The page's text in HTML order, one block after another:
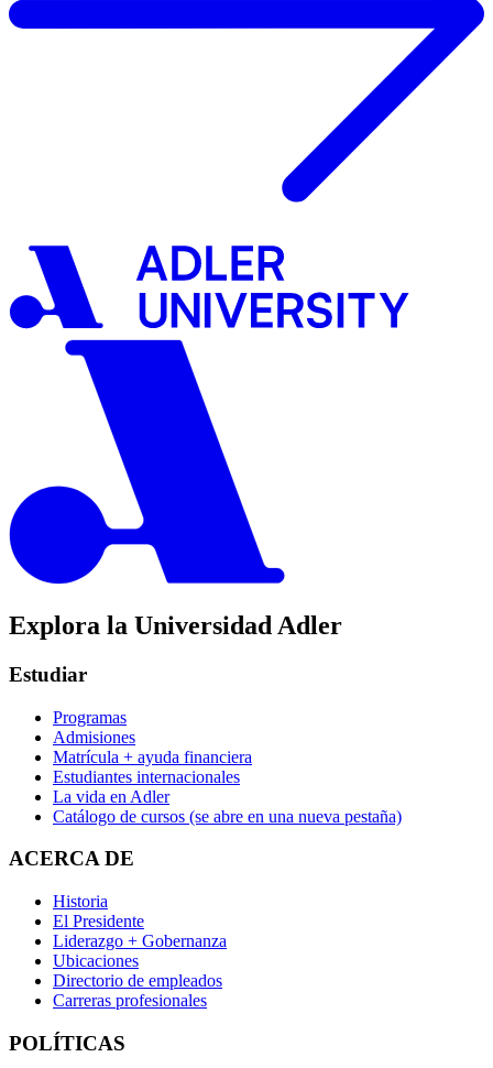
Explora la Universidad Adler
Estudiar
Programas
Admisiones
Matrícula + ayuda financiera
Estudiantes internacionales
La vida en Adler
Catálogo de cursos (se abre en una nueva pestaña)
ACERCA DE
Historia
El Presidente
Liderazgo + Gobernanza
Ubicaciones
Directorio de empleados
Carreras profesionales
POLÍTICAS